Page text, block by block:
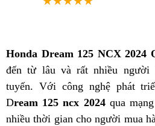
Honda Dream 125 NCX 2024
đến từ lâu và rất nhiều
tuyến. Với công nghệ phát
Dream 125 ncx 2024qua
nhiều thời gian cho người mua